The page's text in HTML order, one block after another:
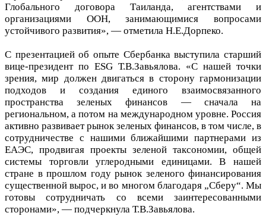
Глобального договора Таиланда, агентствами и
организациями ООН, занимающимися вопросами
устойчивого развития», — отметила Н.Е.Дорпеко.
С презентацией об опыте Сбербанка выступила старший
вице-президент по ESG Т.В.Завьялова. «С нашей точки
зрения, мир должен двигаться в сторону гармонизации
подходов и создания единого взаимосвязанного
пространства зеленых финансов — сначала на
региональном, а потом на международном уровне. Россия
активно развивает рынок зеленых финансов, в том числе, в
сотрудничестве с нашими ближайшими партнерами из
ЕАЭС, продвигая проекты зеленой таксономии, общей
системы торговли углеродными единицами. В нашей
стране в прошлом году рынок зеленого финансирования
существенной вырос, и во многом благодаря „Сберу“. Мы
готовы сотрудничать со всеми заинтересованными
сторонами», — подчеркнула Т.В.Завьялова.